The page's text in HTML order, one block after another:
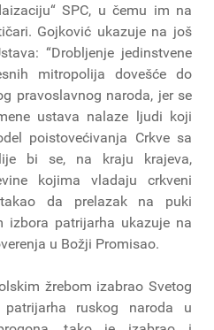
SPC, u čemu im na
Gojković ukazuje na još
“Drobljenje jedinstvene
mitropolija dovešće do
pravoslavnog naroda, jer se
ustava nalaze ljudi koji
poistovećivanja Crkve sa
bi se, na kraju krajeva,
kojima vladaju crkveni
da prelazak na puki
izbora patrijarha ukazuje na
u Božji Promisao.
žrebom izabrao Svetog
ruskog naroda u